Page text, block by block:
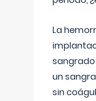
La
un
sin